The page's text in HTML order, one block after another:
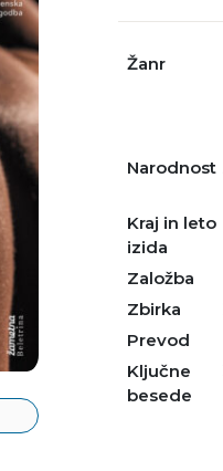
Žanr
Narodnost
Kraj in leto
izida
Založba
Zbirka
Prevod
Ključne
besede